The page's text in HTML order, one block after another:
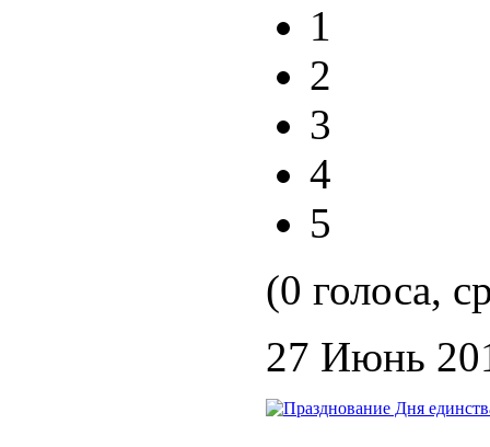
1
2
3
4
5
(0 голоса,
27 Июнь